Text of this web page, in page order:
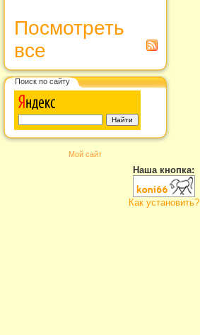
Посмотреть
все
Поиск по сайту
Мой сайт
Наша кнопка:
Как установить?